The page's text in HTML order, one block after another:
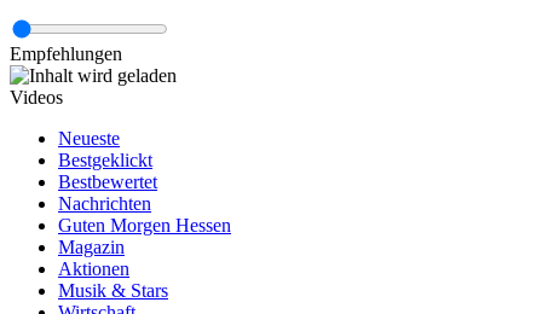
Empfehlungen
Videos
Neueste
Bestgeklickt
Bestbewertet
Nachrichten
Guten Morgen Hessen
Magazin
Aktionen
Musik & Stars